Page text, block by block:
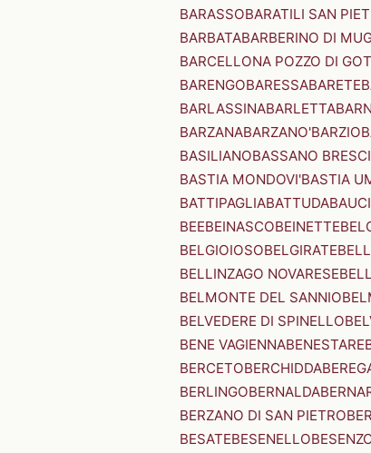
BARASSOBARATILI SAN
BARBATABARBERINO DI
BARCELLONA POZZO DI
BARENGOBARESSABARETE
BARLASSINABARLETTA
BARZANABARZANO'BARZIO
BASILIANOBASSANO
BASTIA MONDOVI'BASTIA
BATTIPAGLIABATTUDA
BEEBEINASCOBEINETTE
BELGIOIOSOBELGIRATE
BELLINZAGO NOVARESE
BELMONTE DEL SANNIO
BELVEDERE DI SPINELLO
BENE VAGIENNABENESTARE
BERCETOBERCHIDDA
BERLINGOBERNALDA
BERZANO DI SAN PIETRO
BESATEBESENELLO